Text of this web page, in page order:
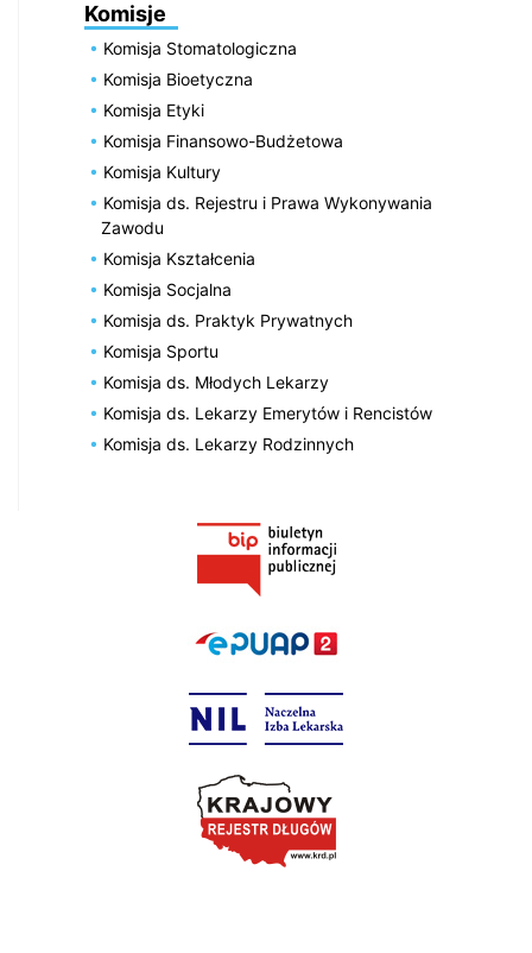
Komisje
Komisja Stomatologiczna
Komisja Bioetyczna
Komisja Etyki
Komisja Finansowo-Budżetowa
Komisja Kultury
Komisja ds. Rejestru i Prawa Wykonywania
Zawodu
Komisja Kształcenia
Komisja Socjalna
Komisja ds. Praktyk Prywatnych
Komisja Sportu
Komisja ds. Młodych Lekarzy
Komisja ds. Lekarzy Emerytów i Rencistów
Komisja ds. Lekarzy Rodzinnych